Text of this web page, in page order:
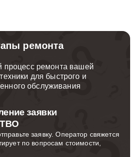
ремонта
процесс ремонта вашей
для быстрого и
обслуживания
заявки
заявку. Оператор свяжется
по вопросам стоимости,